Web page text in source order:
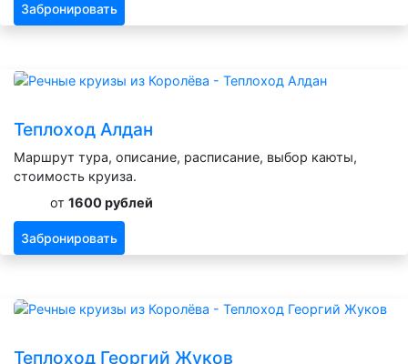
Забронировать
Теплоход Алдан
Маршрут тура, описание, расписание, выбор каюты,
стоимость круиза.
от 1600 рублей
Забронировать
Теплоход Георгий Жуков